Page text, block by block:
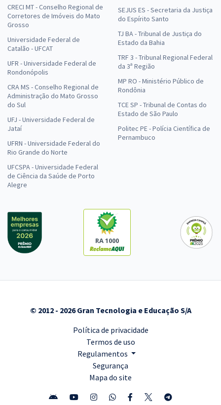
CRECI MT - Conselho Regional de
Corretores de Imóveis do Mato
Grosso
Universidade Federal de
Catalão - UFCAT
UFR - Universidade Federal de
Rondonópolis
CRA MS - Conselho Regional de
Administração do Mato Grosso
do Sul
UFJ - Universidade Federal de
Jataí
UFRN - Universidade Federal do
Rio Grande do Norte
UFCSPA - Universidade Federal
de Ciência da Saúde de Porto
Alegre
SEJUS ES - Secretaria da Justiça
do Espírito Santo
TJ BA - Tribunal de Justiça do
Estado da Bahia
TRF 3 - Tribunal Regional Federal
da 3ª Região
MP RO - Ministério Público de
Rondônia
TCE SP - Tribunal de Contas do
Estado de São Paulo
Politec PE - Polícia Científica de
Pernambuco
RA 1000
© 2012 - 2026 Gran Tecnologia e Educação S/A
Política de privacidade
Termos de uso
Regulamentos
Segurança
Mapa do site